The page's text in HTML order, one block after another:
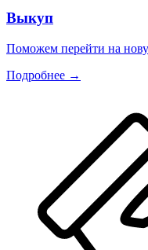
Выкуп
Поможем перейти на
Подробнее →